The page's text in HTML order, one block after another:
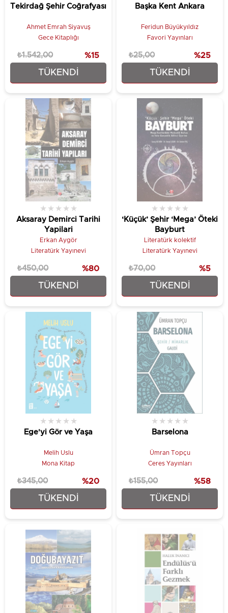
TÜKENDI
Tekirdağ Şehir Coğrafyası
Ahmet Emrah Siyavuş
Gece Kitaplığı
₺1.310,70
₺1.542,00 %15
TÜKENDI
Başka Kent Ankara
Feridun Büyükyıldız
Favori Yayınları
₺18,75
₺25,00 %25
TÜKENDI
Aksaray Demirci Tarihi
Yapilari
★ ★ ★ ★ ★
Erkan Aygör
Literatürk Yayınevi
₺90,25
₺450,00 %80
TÜKENDI
‘Küçük’ Şehir ‘Mega’ Öteki
Bayburt
★ ★ ★ ★ ★
Literatürk kolektif
Literatürk Yayınevi
₺66,50
₺70,00 %5
TÜKENDI
Ege'yi Gör ve Yaşa
★ ★ ★ ★ ★
Melih Uslu
Mona Kitap
₺276,00
₺345,00 %20
TÜKENDI
Barselona
★ ★ ★ ★ ★
Ümran Topçu
Ceres Yayınları
₺65,45
₺155,00 %58